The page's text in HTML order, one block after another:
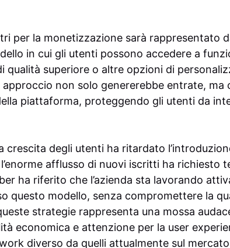
per la monetizzazione sarà rappresentato
in cui gli utenti possono accedere a
qualità superiore o altre opzioni di
approccio non solo genererebbe entrate, ma
piattaforma, proteggendo gli utenti da
crescita degli utenti ha ritardato
afflusso di nuovi iscritti ha richiesto
ha riferito che l’azienda sta lavorando
questo modello, senza compromettere la
strategie rappresenta una mossa
economica e attenzione per la user
diverso da quelli attualmente sul